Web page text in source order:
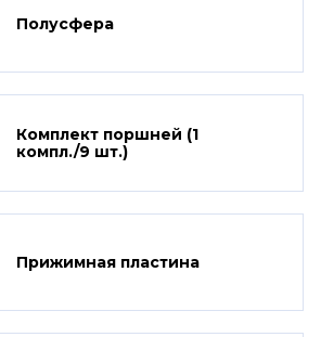
Полусфера
Комплект поршней (1
компл./9 шт.)
Прижимная пластина